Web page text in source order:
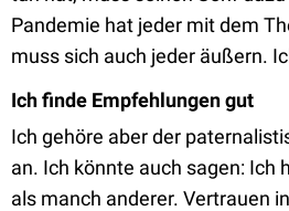
Pandemie hat jeder mit dem
muss sich auch jeder äußern.
Ich finde Empfehlungen gut
Ich gehöre aber der
an. Ich könnte auch sagen: Ich
als manch anderer. Vertrauen